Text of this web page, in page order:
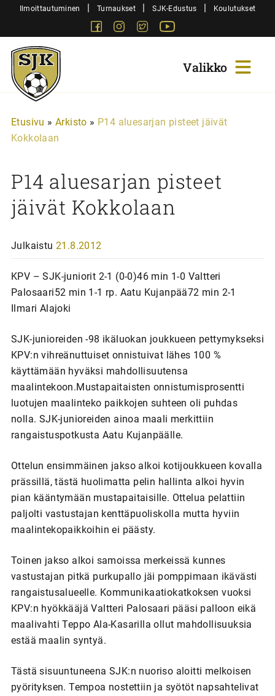
SiirryIlmoittautuminen | Turnaukset | SJK-Edustus | Koulutukset
FacebookInstagram
Twitter
Sjk-
Juniorit
Etusivu » Arkisto » P14 aluesarjan pisteet jäivät
Kokkolaan
P14 aluesarjan pisteet
jäivät Kokkolaan
Julkaistu 21.8.2012
KPV – SJK-juniorit 2-1 (0-0)46 min 1-0 Valtteri
Palosaari52 min 1-1 rp. Aatu Kujanpää72 min 2-1
Ilmari Alajoki
SJK-junioreiden -98 ikäluokan joukkueen pettymykseksi
KPV:n vihreänuttuiset onnistuivat lähes 100 %
käyttämään hyväksi mahdollisuutensa
maalintekoon.Mustapaitaisten onnistumisprosentti
luotujen maalinteko paikkojen suhteen oli puhdas
nolla. SJK-junioreiden ainoa maali merkittiin
rangaistuspotkusta Aatu Kujanpäälle.
Ottelun ensimmäinen jakso alkoi kotijoukkueen kovalla
prässillä, tästä huolimatta pelin hallinta alkoi hyvin
pian kääntymään mustapaitaisille. Ottelua pelattiin
paljolti vastustajan kenttäpuoliskolla mutta hyviin
maalintekopaikkoihin ei päästy.
Toinen jakso alkoi samoissa merkeissä kunnes
vastustajan pitkä purkupallo jäi pomppimaan ikävästi
rangaistusalueelle. Kommunikaatiokatkoksen vuoksi
KPV:n hyökkääjä Valtteri Palosaari pääsi palloon eikä
maalivahti Teppo Ala-Kasarilla ollut mahdollisuuksia
estää maalin syntyä.
Tästä sisuuntuneena SJK:n nuoriso aloitti melkoisen
pyörityksen. Tempoa nostettiin ja syötöt napsahtelivat